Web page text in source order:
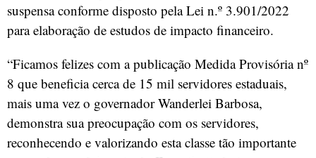
suspensa conforme disposto pela Lei n.º 3.901/2022
para elaboração de estudos de impacto financeiro.
“Ficamos felizes com a publicação Medida Provisória nº
8 que beneficia cerca de 15 mil servidores estaduais,
mais uma vez o governador Wanderlei Barbosa,
demonstra sua preocupação com os servidores,
reconhecendo e valorizando esta classe tão importante